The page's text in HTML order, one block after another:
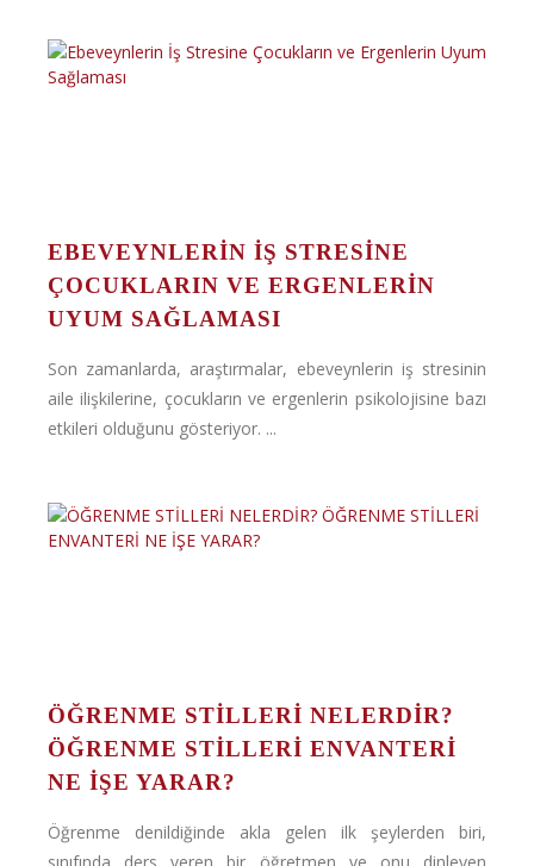
EBEVEYNLERIN İŞ STRESINE
ÇOCUKLARIN VE ERGENLERIN
UYUM SAĞLAMASI
Son zamanlarda, araştırmalar, ebeveynlerin iş stresinin
aile ilişkilerine, çocukların ve ergenlerin psikolojisine bazı
etkileri olduğunu gösteriyor. ...
ÖĞRENME STİLLERİ NELERDİR?
ÖĞRENME STİLLERİ ENVANTERİ
NE İŞE YARAR?
Öğrenme denildiğinde akla gelen ilk şeylerden biri,